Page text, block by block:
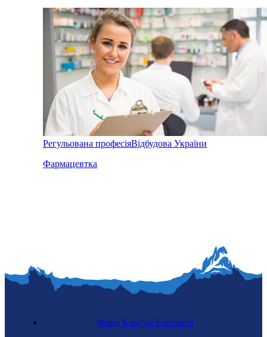
Регульована професіяВідбудова України
Фармацевтка
Фонд Katalyst Education